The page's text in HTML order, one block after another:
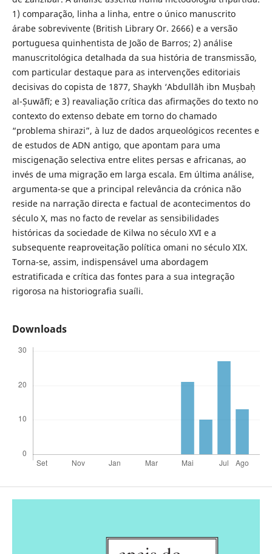
1) comparação, linha a linha, entre o único manuscrito
árabe sobrevivente (British Library Or. 2666) e a versão
portuguesa quinhentista de João de Barros; 2) análise
manuscritológica detalhada da sua história de transmissão,
com particular destaque para as intervenções editoriais
decisivas do copista de 1877, Shaykh ‘Abdullāh ibn Muṣbaḥ
al-Ṣuwāfī; e 3) reavaliação crítica das afirmações do texto no
contexto do extenso debate em torno do chamado
“problema shirazi”, à luz de dados arqueológicos recentes e
de estudos de ADN antigo, que apontam para uma
miscigenação selectiva entre elites persas e africanas, ao
invés de uma migração em larga escala. Em última análise,
argumenta-se que a principal relevância da crónica não
reside na narração directa e factual de acontecimentos do
século X, mas no facto de revelar as sensibilidades
históricas da sociedade de Kilwa no século XVI e a
subsequente reaproveitação política omani no século XIX.
Torna-se, assim, indispensável uma abordagem
estratificada e crítica das fontes para a sua integração
rigorosa na historiografia suaíli.
Downloads